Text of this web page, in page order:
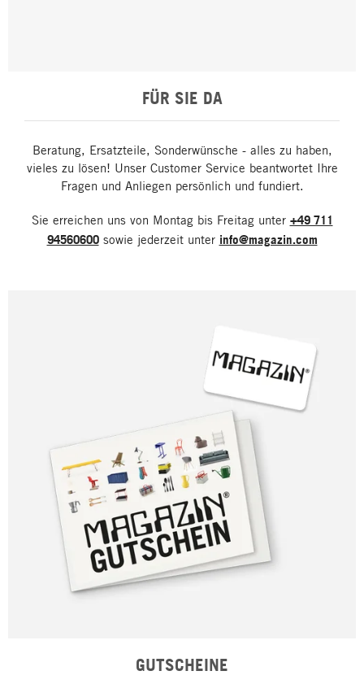
FÜR SIE DA
Beratung, Ersatzteile, Sonderwünsche - alles zu haben,
vieles zu lösen! Unser Customer Service beantwortet Ihre
Fragen und Anliegen persönlich und fundiert.
Sie erreichen uns von Montag bis Freitag unter +49 711
94560600sowie jederzeit unter info@magazin.com
GUTSCHEINE